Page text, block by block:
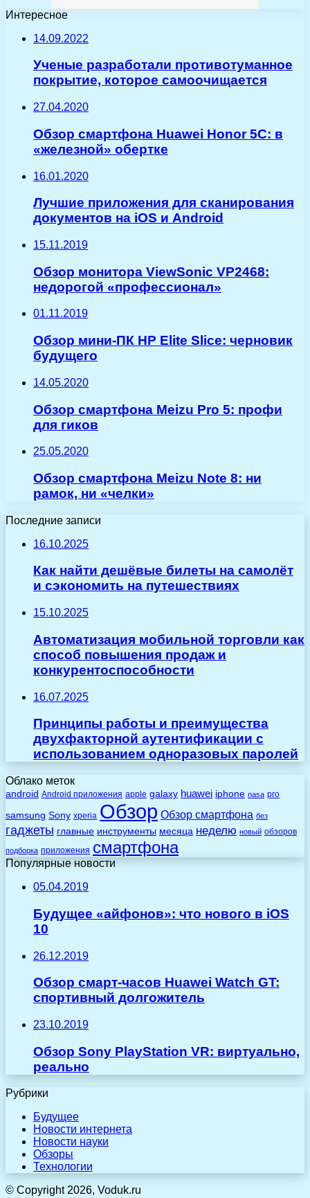
Интересное
14.09.2022
Ученые разработали противотуманное
покрытие, которое самоочищается
27.04.2020
Обзор смартфона Huawei Honor 5C: в
«железной» обертке
16.01.2020
Лучшие приложения для сканирования
документов на iOS и Android
15.11.2019
Обзор монитора ViewSonic VP2468:
недорогой «профессионал»
01.11.2019
Обзор мини-ПК HP Elite Slice: черновик
будущего
14.05.2020
Обзор смартфона Meizu Pro 5: профи
для гиков
25.05.2020
Обзор смартфона Meizu Note 8: ни
рамок, ни «челки»
Последние записи
16.10.2025
Как найти дешёвые билеты на самолёт
и сэкономить на путешествиях
15.10.2025
Автоматизация мобильной торговли как
способ повышения продаж и
конкурентоспособности
16.07.2025
Принципы работы и преимущества
двухфакторной аутентификации с
использованием одноразовых паролей
Облако меток
android Android приложения apple galaxy huawei iphone nasa pro
samsung Sony xperia Обзор Обзор смартфона без
гаджеты главные инструменты месяца неделю новый обзоров
подборка приложения смартфона
Популярные новости
05.04.2019
Будущее «айфонов»: что нового в iOS
10
26.12.2019
Обзор смарт-часов Huawei Watch GT:
спортивный долгожитель
23.10.2019
Обзор Sony PlayStation VR: виртуально,
реально
Рубрики
Будущее
Новости интернета
Новости науки
Обзоры
Технологии
© Copyright 2026, Voduk.ru